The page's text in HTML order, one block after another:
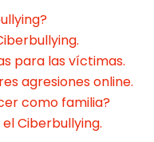
para las víctimas.
agresiones online.
como familia?
Ciberbullying.